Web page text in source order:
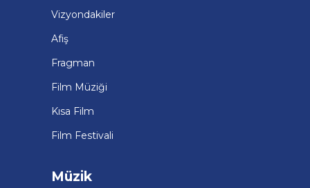
Vizyondakiler
Afiş
Fragman
Film Müziği
Kısa Film
Film Festivali
Müzik